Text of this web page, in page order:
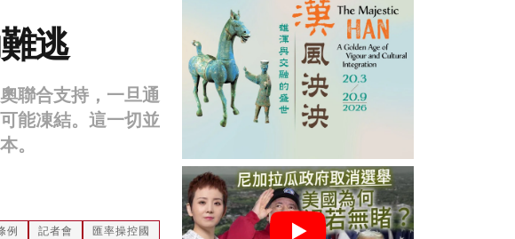
逃
聯合支持，一旦通
能凍結。這一切並
。
例 記者會
匯率操控國